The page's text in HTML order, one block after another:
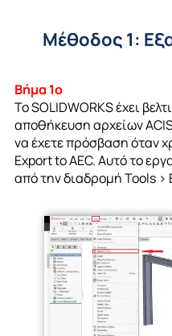
Μέθοδος 1:
Βήμα 1ο
Το SOLIDWORKS έχει
αποθήκευση αρχείων
να έχετε πρόσβαση όταν
Export to AEC. Αυτό το
από την διαδρομή Tools >